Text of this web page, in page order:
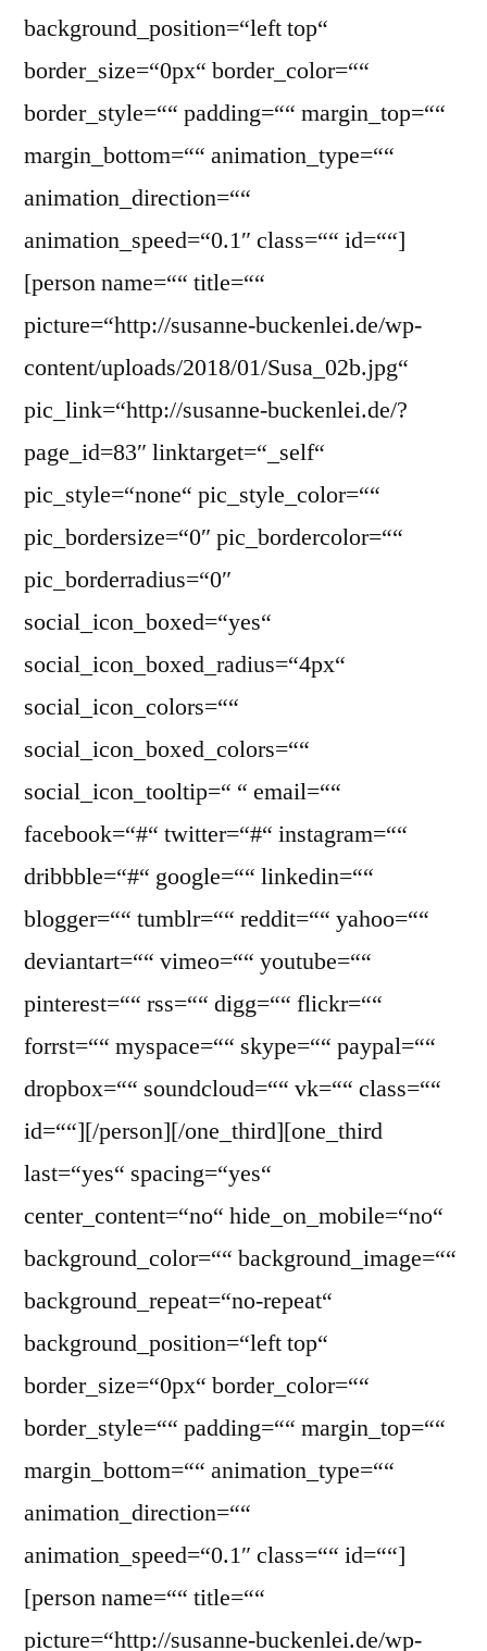
background_position=“left top“
border_size=“0px“ border_color=““
border_style=““ padding=““ margin_top=““
margin_bottom=““ animation_type=““
animation_direction=““
animation_speed=“0.1″ class=““ id=““]
[person name=““ title=““
picture=“http://susanne-buckenlei.de/wp-
content/uploads/2018/01/Susa_02b.jpg“
pic_link=“http://susanne-buckenlei.de/?
page_id=83″ linktarget=“_self“
pic_style=“none“ pic_style_color=““
pic_bordersize=“0″ pic_bordercolor=““
pic_borderradius=“0″
social_icon_boxed=“yes“
social_icon_boxed_radius=“4px“
social_icon_colors=““
social_icon_boxed_colors=““
social_icon_tooltip=“ “ email=““
facebook=“#“ twitter=“#“ instagram=““
dribbble=“#“ google=““ linkedin=““
blogger=““ tumblr=““ reddit=““ yahoo=““
deviantart=““ vimeo=““ youtube=““
pinterest=““ rss=““ digg=““ flickr=““
forrst=““ myspace=““ skype=““ paypal=““
dropbox=““ soundcloud=““ vk=““ class=““
id=““][/person][/one_third][one_third
last=“yes“ spacing=“yes“
center_content=“no“ hide_on_mobile=“no“
background_color=““ background_image=““
background_repeat=“no-repeat“
background_position=“left top“
border_size=“0px“ border_color=““
border_style=““ padding=““ margin_top=““
margin_bottom=““ animation_type=““
animation_direction=““
animation_speed=“0.1″ class=““ id=““]
[person name=““ title=““
picture=“http://susanne-buckenlei.de/wp-